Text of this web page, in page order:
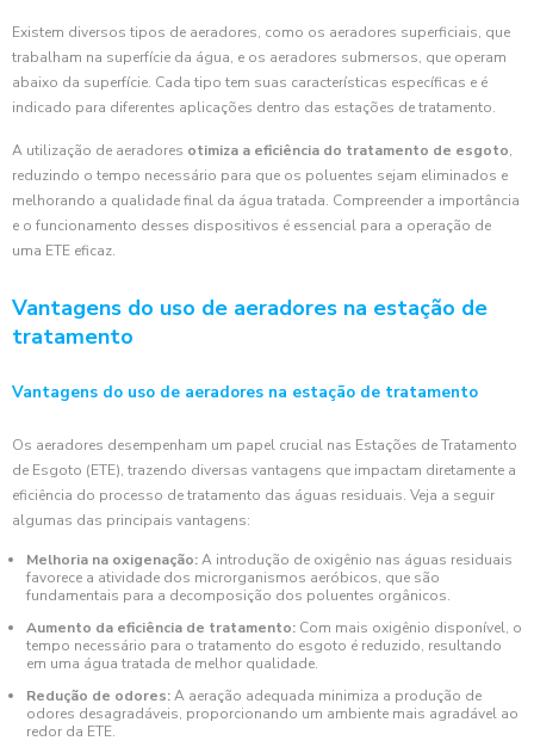
Existem diversos tipos de aeradores, como os aeradores superficiais, que
trabalham na superfície da água, e os aeradores submersos, que operam
abaixo da superfície. Cada tipo tem suas características específicas e é
indicado para diferentes aplicações dentro das estações de tratamento.
A utilização de aeradores otimiza a eficiência do tratamento de esgoto,
reduzindo o tempo necessário para que os poluentes sejam eliminados e
melhorando a qualidade final da água tratada. Compreender a importância
e o funcionamento desses dispositivos é essencial para a operação de
uma ETE eficaz.
Vantagens do uso de aeradores na estação de
tratamento
Vantagens do uso de aeradores na estação de tratamento
Os aeradores desempenham um papel crucial nas Estações de Tratamento
de Esgoto (ETE), trazendo diversas vantagens que impactam diretamente a
eficiência do processo de tratamento das águas residuais. Veja a seguir
algumas das principais vantagens:
Melhoria na oxigenação:A introdução de oxigênio nas águas residuais
favorece a atividade dos microrganismos aeróbicos, que são
fundamentais para a decomposição dos poluentes orgânicos.
Aumento da eficiência de tratamento: Com mais oxigênio disponível, o
tempo necessário para o tratamento do esgoto é reduzido, resultando
em uma água tratada de melhor qualidade.
Redução de odores:A aeração adequada minimiza a produção de
odores desagradáveis, proporcionando um ambiente mais agradável ao
redor da ETE.